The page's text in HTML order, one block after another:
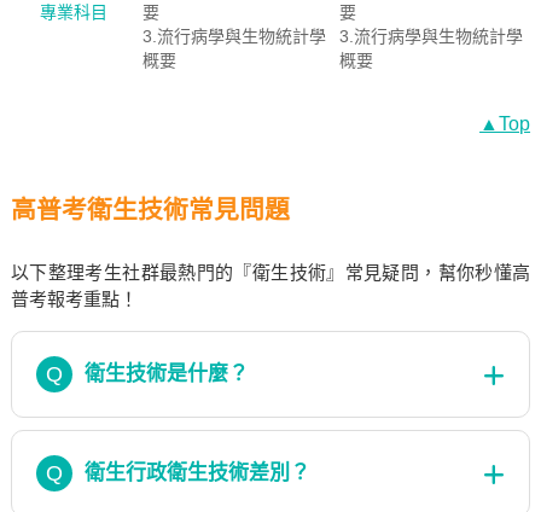
專業科目
要
3.流行病學與生物統計學
概要
要
3.流行病學與生物統計學
概要
▲Top
高普考衛生技術常見問題
以下整理考生社群最熱門的『衛生技術』常見疑問，幫你秒懂高
普考報考重點！
Q 衛生技術是什麼？
Q 衛生行政衛生技術差別？